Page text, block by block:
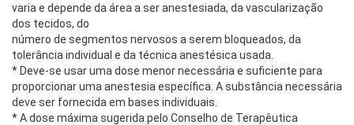
varia e depende da área a ser anestesiada, da vascularização
dos tecidos, do
número de segmentos nervosos a serem bloqueados, da
tolerância individual e da técnica anestésica usada.
* Deve-se usar uma dose menor necessária e suficiente para
proporcionar uma anestesia específica. A substância necessária
deve ser fornecida em bases individuais.
* A dose máxima sugerida pelo Conselho de Terapêutica